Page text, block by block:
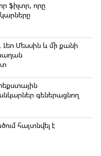
ֆիլտր, որը
Մեսսին և մի քանի
գեներացնող
հայտնվել է